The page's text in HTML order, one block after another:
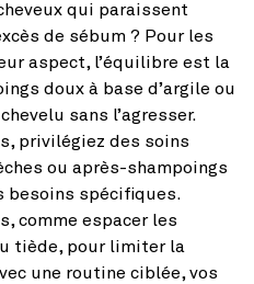
qui paraissent
de sébum ? Pour les
aspect, l’équilibre est la
doux à base d’argile ou
sans l’agresser.
privilégiez des soins
ou après-shampoings
besoins spécifiques.
comme espacer les
tiède, pour limiter la
une routine ciblée, vos